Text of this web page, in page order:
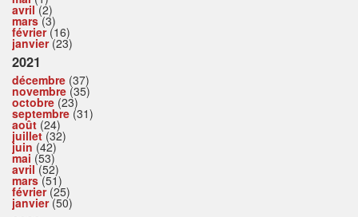
avril(2)
mars(3)
février(16)
janvier(23)
2021
décembre (37)
novembre (35)
octobre (23)
septembre (31)
août (24)
juillet(32)
juin (42)
mai (53)
avril(52)
mars(51)
février(25)
janvier(50)